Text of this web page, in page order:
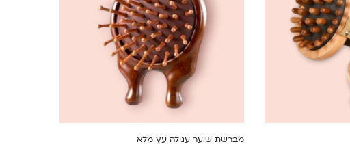
מברשת שיער עגולה עץ מלא